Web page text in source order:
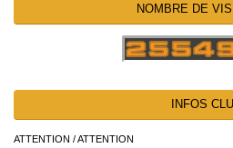
NOMBRE DE
INFOS
ATTENTION / ATTENTION